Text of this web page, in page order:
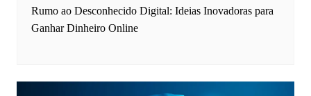
Rumo ao Desconhecido Digital: Ideias Inovadoras para
Ganhar Dinheiro Online